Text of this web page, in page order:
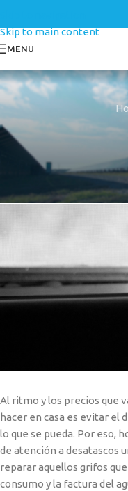
Skip to main content
MENU
Econet
Al ritmo y los precios que
hacer en casa es evitar el
lo que se pueda. Por eso,
de atención a desatascos
reparar aquellos grifos
consumo y la factura del